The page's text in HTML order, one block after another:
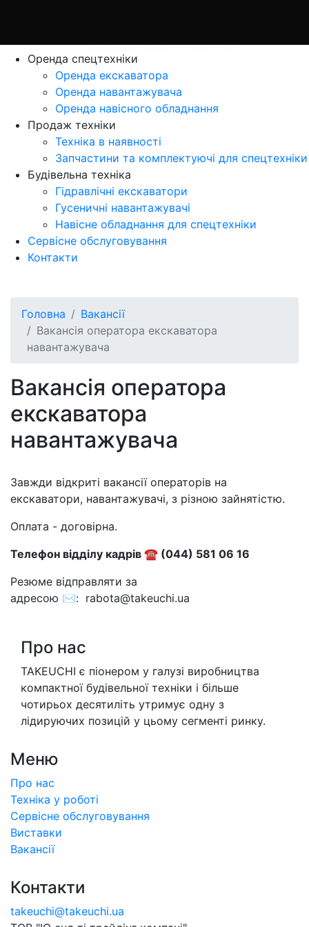
Оренда спецтехніки
Оренда екскаватора
Оренда навантажувача
Оренда навісного обладнання
Продаж технiки
Технiка в наявностi
Запчастини та комплектуючі для спецтехніки
Будівельна техніка
Гідравлічні екскаватори
Гусеничні навантажувачі
Навісне обладнання для спецтехніки
Сервісне обслуговування
Контакти
Головна
Вакансії
Вакансія оператора екскаватора
навантажувача
Вакансія оператора
екскаватора
навантажувача
Завжди відкриті вакансії операторів на
екскаватори, навантажувачі, з різною зайнятістю.
Оплата - договірна.
Телефон відділу кадрів ☎ (044) 581 06 16
Резюме відправляти за
адресою ✉: rabota@takeuchi.ua
Про нас
TAKEUCHI є піонером у галузі виробництва
компактної будівельної техніки і більше
чотирьох десятиліть утримує одну з
лідируючих позицій у цьому сегменті ринку.
Меню
Про нас
Техніка у роботі
Сервісне обслуговування
Виставки
Вакансії
Контакти
takeuchi@takeuchi.ua